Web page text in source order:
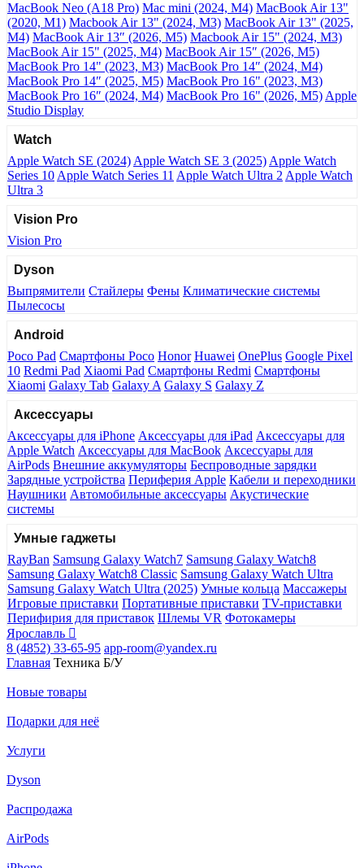
MacBook Neo (A18 Pro) Mac mini (2024, M4) MacBook Air 13"
(2020, M1) Macbook Air 13" (2024, M3) MacBook Air 13" (2025,
M4) MacBook Air 13″ (2026, M5) Macbook Air 15" (2024, M3)
MacBook Air 15" (2025, M4) MacBook Air 15″ (2026, M5)
MacBook Pro 14" (2023, M3) MacBook Pro 14″ (2024, M4)
MacBook Pro 14″ (2025, M5) MacBook Pro 16" (2023, M3)
MacBook Pro 16″ (2024, M4) MacBook Pro 16" (2026, M5) Apple
Studio Display
Watch
Apple Watch SE (2024) Apple Watch SE 3 (2025) Apple Watch
Series 10 Apple Watch Series 11 Apple Watch Ultra 2 Apple Watch
Ultra 3
Vision Pro
Vision Pro
Dyson
Выпрямители Стайлеры Фены Климатические системы
Пылесосы
Android
Poco Pad Смартфоны Poco Honor Huawei OnePlus Google Pixel
10 Redmi Pad Xiaomi Pad Смартфоны Redmi Смартфоны
Xiaomi Galaxy Tab Galaxy A Galaxy S Galaxy Z
Аксессуары
Аксессуары для iPhone Аксессуары для iPad Аксессуары для
Apple Watch Аксессуары для MacBook Аксессуары для
AirPods Внешние аккумуляторы Беспроводные зарядки
Зарядные устройства Периферия Apple Кабели и переходники
Наушники Автомобильные аксессуары Акустические
системы
Умные гаджеты
RayBan Samsung Galaxy Watch7 Samsung Galaxy Watch8
Samsung Galaxy Watch8 Classic Samsung Galaxy Watch Ultra
Samsung Galaxy Watch Ultra (2025) Умные кольца Массажеры
Игровые приставки Портативные приставки TV-приставки
Перифирия для приставок Шлемы VR Фотокамеры
Ярославль
8 (4852) 33-65-95 app-room@yandex.ru
Главная Техника Б/У
Новые товары
Подарки для неё
Услуги
Dyson
Распродажа
AirPods